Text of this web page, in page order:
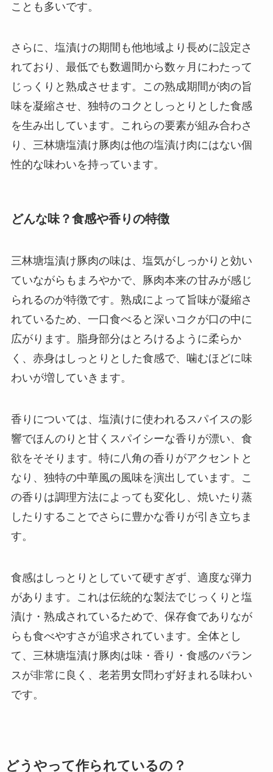
ことも多いです。
さらに、塩漬けの期間も他地域より長めに設定さ
れており、最低でも数週間から数ヶ月にわたって
じっくりと熟成させます。この熟成期間が肉の旨
味を凝縮させ、独特のコクとしっとりとした食感
を生み出しています。これらの要素が組み合わさ
り、三林塘塩漬け豚肉は他の塩漬け肉にはない個
性的な味わいを持っています。
どんな味？食感や香りの特徴
三林塘塩漬け豚肉の味は、塩気がしっかりと効い
ていながらもまろやかで、豚肉本来の甘みが感じ
られるのが特徴です。熟成によって旨味が凝縮さ
れているため、一口食べると深いコクが口の中に
広がります。脂身部分はとろけるように柔らか
く、赤身はしっとりとした食感で、噛むほどに味
わいが増していきます。
香りについては、塩漬けに使われるスパイスの影
響でほんのりと甘くスパイシーな香りが漂い、食
欲をそそります。特に八角の香りがアクセントと
なり、独特の中華風の風味を演出しています。こ
の香りは調理方法によっても変化し、焼いたり蒸
したりすることでさらに豊かな香りが引き立ちま
す。
食感はしっとりとしていて硬すぎず、適度な弾力
があります。これは伝統的な製法でじっくりと塩
漬け・熟成されているためで、保存食でありなが
らも食べやすさが追求されています。全体とし
て、三林塘塩漬け豚肉は味・香り・食感のバラン
スが非常に良く、老若男女問わず好まれる味わい
です。
どうやって作られているの？